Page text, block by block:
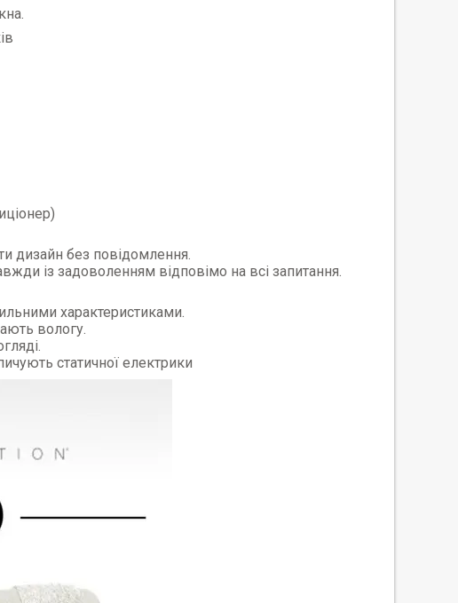
дизайн без повідомлення.
із задоволенням відповімо на всі запитання.
характеристиками.
вологу.
статичної електрики